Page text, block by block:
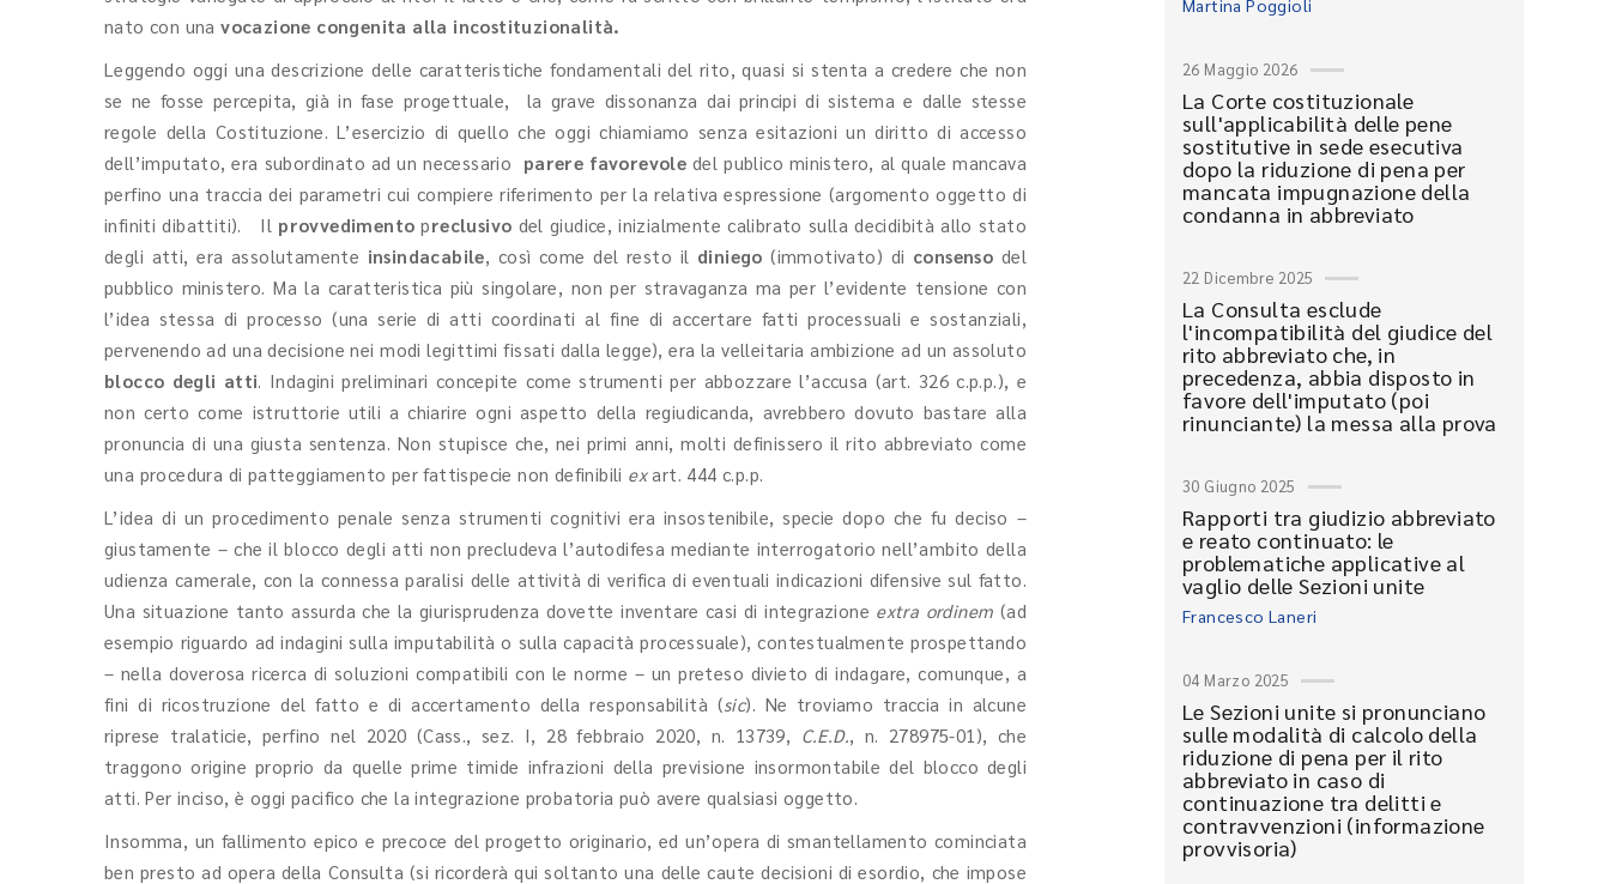
nato con unavocazione congenita alla incostituzionalità.
Leggendo oggi una descrizione delle caratteristiche fondamentali del rito, quasi si stenta a credere che non
se ne fosse percepita, già in fase progettuale, la grave dissonanza dai principi di sistema e dalle stesse
regole della Costituzione. L’esercizio di quello che oggi chiamiamo senza esitazioni un diritto di accesso
dell’imputato, era subordinato ad un necessario parere favorevole del publico ministero, al quale mancava
perfino una traccia dei parametri cui compiere riferimento per la relativa espressione (argomento oggetto di
infiniti dibattiti). Il provvedimento preclusivo del giudice, inizialmente calibrato sulla decidibità allo stato
degli atti, era assolutamente insindacabile, così come del resto il diniego(immotivato) di consenso del
pubblico ministero. Ma la caratteristica più singolare, non per stravaganza ma per l’evidente tensione con
l’idea stessa di processo (una serie di atti coordinati al fine di accertare fatti processuali e sostanziali,
pervenendo ad una decisione nei modi legittimi fissati dalla legge), era la velleitaria ambizione ad un assoluto
blocco degli atti. Indagini preliminari concepite come strumenti per abbozzare l’accusa (art. 326 c.p.p.), e
non certo come istruttorie utili a chiarire ogni aspetto della regiudicanda, avrebbero dovuto bastare alla
pronuncia di una giusta sentenza. Non stupisce che, nei primi anni, molti definissero il rito abbreviato come
una procedura di patteggiamento per fattispecie non definibili exart. 444 c.p.p.
L’idea di un procedimento penale senza strumenti cognitivi era insostenibile, specie dopo che fu deciso –
giustamente – che il blocco degli atti non precludeva l’autodifesa mediante interrogatorio nell’ambito della
udienza camerale, con la connessa paralisi delle attività di verifica di eventuali indicazioni difensive sul fatto.
Una situazione tanto assurda che la giurisprudenza dovette inventare casi di integrazione extra ordinem (ad
esempio riguardo ad indagini sulla imputabilità o sulla capacità processuale), contestualmente prospettando
– nella doverosa ricerca di soluzioni compatibili con le norme – un preteso divieto di indagare, comunque, a
fini di ricostruzione del fatto e di accertamento della responsabilità (sic). Ne troviamo traccia in alcune
riprese tralaticie, perfino nel 2020 (Cass., sez. I, 28 febbraio 2020, n. 13739, C.E.D., n. 278975-01), che
traggono origine proprio da quelle prime timide infrazioni della previsione insormontabile del blocco degli
atti. Per inciso, è oggi pacifico che la integrazione probatoria può avere qualsiasi oggetto.
Insomma, un fallimento epico e precoce del progetto originario, ed un’opera di smantellamento cominciata
ben presto ad opera della Consulta (si ricorderà qui soltanto una delle caute decisioni di esordio, che impose
Martina Poggioli
26 Maggio 2026
La Corte costituzionale
sull'applicabilità delle pene
sostitutive in sede esecutiva
dopo la riduzione di pena per
mancata impugnazione della
condanna in abbreviato
22 Dicembre 2025
La Consulta esclude
l'incompatibilità del giudice del
rito abbreviato che, in
precedenza, abbia disposto in
favore dell'imputato (poi
rinunciante) la messa alla prova
30 Giugno 2025
Rapporti tra giudizio abbreviato
e reato continuato: le
problematiche applicative al
vaglio delle Sezioni unite
Francesco Laneri
04 Marzo 2025
Le Sezioni unite si pronunciano
sulle modalità di calcolo della
riduzione di pena per il rito
abbreviato in caso di
continuazione tra delitti e
contravvenzioni (informazione
provvisoria)